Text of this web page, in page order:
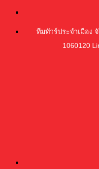
ข้าม
ทีมทัวร์ประจำเมือง
1060120